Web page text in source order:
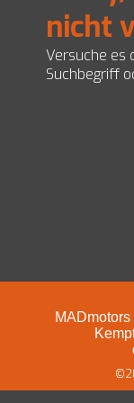
nicht
Versuche es
Suchbegriff